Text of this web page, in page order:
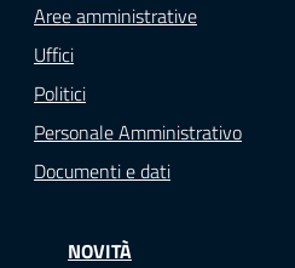
Aree amministrative
Uffici
Politici
Personale Amministrativo
Documenti e dati
NOVITÀ